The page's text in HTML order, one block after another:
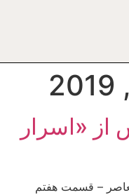
«اسرار
– قسمت هفتم